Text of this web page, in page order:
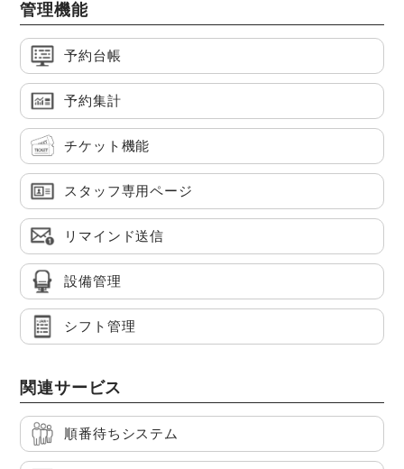
管理機能
予約台帳
予約集計
チケット機能
スタッフ専用ページ
リマインド送信
設備管理
シフト管理
関連サービス
順番待ちシステム